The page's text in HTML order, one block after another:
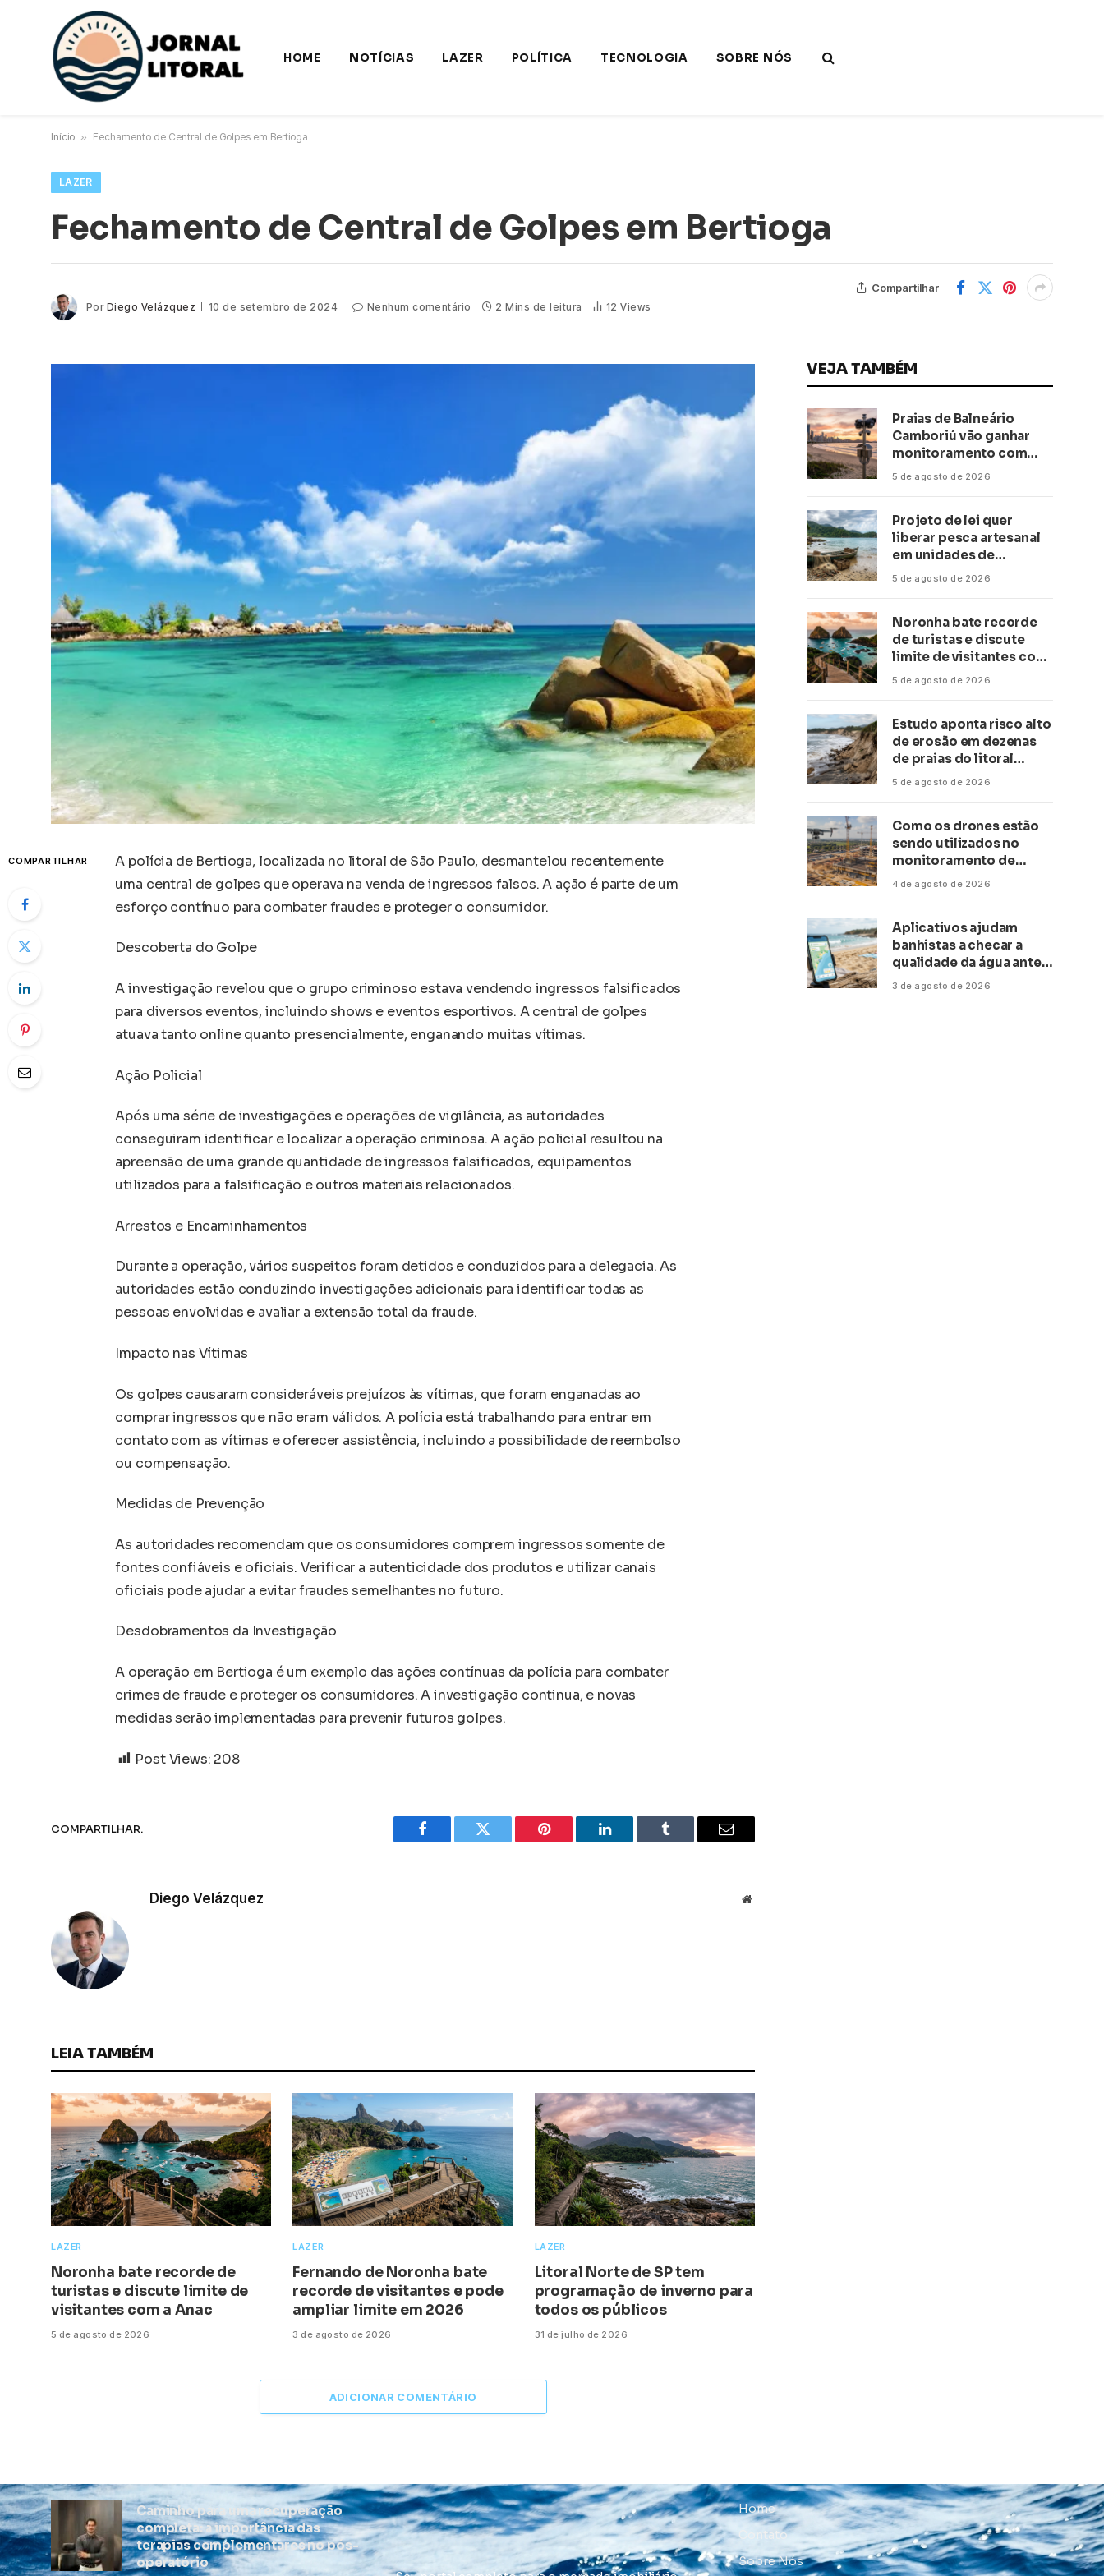
HOME NOTÍCIAS LAZER POLÍTICA TECNOLOGIA SOBRE NÓS
Início » Fechamento de Central de Golpes em Bertioga
LAZER
Fechamento de Central de Golpes em Bertioga
Por Diego Velázquez 10 de setembro de 2024 Nenhum comentário 2 Mins de leitura 12Views
Compartilhar
COMPARTILHAR
A polícia de Bertioga, localizada no litoral de São Paulo, desmantelou recentemente
uma central de golpes que operava na venda de ingressos falsos. A ação é parte de um
esforço contínuo para combater fraudes e proteger o consumidor.
Descoberta do Golpe
A investigação revelou que o grupo criminoso estava vendendo ingressos falsificados
para diversos eventos, incluindo shows e eventos esportivos. A central de golpes
atuava tanto online quanto presencialmente, enganando muitas vítimas.
Ação Policial
Após uma série de investigações e operações de vigilância, as autoridades
conseguiram identificar e localizar a operação criminosa. A ação policial resultou na
apreensão de uma grande quantidade de ingressos falsificados, equipamentos
utilizados para a falsificação e outros materiais relacionados.
Arrestos e Encaminhamentos
Durante a operação, vários suspeitos foram detidos e conduzidos para a delegacia. As
autoridades estão conduzindo investigações adicionais para identificar todas as
pessoas envolvidas e avaliar a extensão total da fraude.
Impacto nas Vítimas
Os golpes causaram consideráveis prejuízos às vítimas, que foram enganadas ao
comprar ingressos que não eram válidos. A polícia está trabalhando para entrar em
contato com as vítimas e oferecer assistência, incluindo a possibilidade de reembolso
ou compensação.
Medidas de Prevenção
As autoridades recomendam que os consumidores comprem ingressos somente de
fontes confiáveis e oficiais. Verificar a autenticidade dos produtos e utilizar canais
oficiais pode ajudar a evitar fraudes semelhantes no futuro.
Desdobramentos da Investigação
A operação em Bertioga é um exemplo das ações contínuas da polícia para combater
crimes de fraude e proteger os consumidores. A investigação continua, e novas
medidas serão implementadas para prevenir futuros golpes.
Post Views: 208
COMPARTILHAR.
Facebook Twitter Pinterest LinkedIn Tumblr Email
Diego Velázquez Website
LEIA TAMBÉM
LAZER
Noronha bate recorde de
turistas e discute limite de
visitantes com a Anac
5 de agosto de 2026
LAZER
Fernando de Noronha bate
recorde de visitantes e pode
ampliar limite em 2026
3 de agosto de 2026
LAZER
Litoral Norte de SP tem
programação de inverno para
todos os públicos
31 de julho de 2026
ADICIONAR COMENTÁRIO
VEJA TAMBÉM
Praias de Balneário
Camboriú vão ganhar
monitoramento com
inteligência artificial
5 de agosto de 2026
Projeto de lei quer
liberar pesca artesanal
em unidades de
conservação
5 de agosto de 2026
Noronha bate recorde
de turistas e discute
limite de visitantes com
a Anac
5 de agosto de 2026
Estudo aponta risco alto
de erosão em dezenas
de praias do litoral
paulista
5 de agosto de 2026
Como os drones estão
sendo utilizados no
monitoramento de
obras de grande porte?
4 de agosto de 2026
Aplicativos ajudam
banhistas a checar a
qualidade da água antes
de ir à praia
3 de agosto de 2026
Caminho para uma recuperação
completa: a importância das
terapias complementares no pós-
operatório
Home
Contato
Sobre Nós